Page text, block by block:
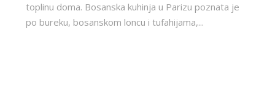
toplinu doma. Bosanska kuhinja u Parizu poznata je
po bureku, bosanskom loncu i tufahijama,...